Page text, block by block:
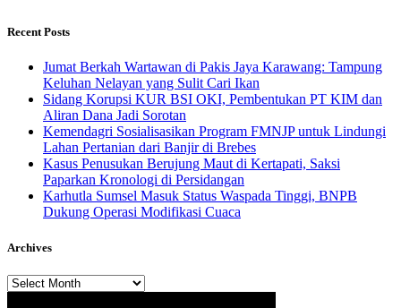
Recent Posts
Jumat Berkah Wartawan di Pakis Jaya Karawang: Tampung
Keluhan Nelayan yang Sulit Cari Ikan
Sidang Korupsi KUR BSI OKI, Pembentukan PT KIM dan
Aliran Dana Jadi Sorotan
Kemendagri Sosialisasikan Program FMNJP untuk Lindungi
Lahan Pertanian dari Banjir di Brebes
Kasus Penusukan Berujung Maut di Kertapati, Saksi
Paparkan Kronologi di Persidangan
Karhutla Sumsel Masuk Status Waspada Tinggi, BNPB
Dukung Operasi Modifikasi Cuaca
Archives
Archives